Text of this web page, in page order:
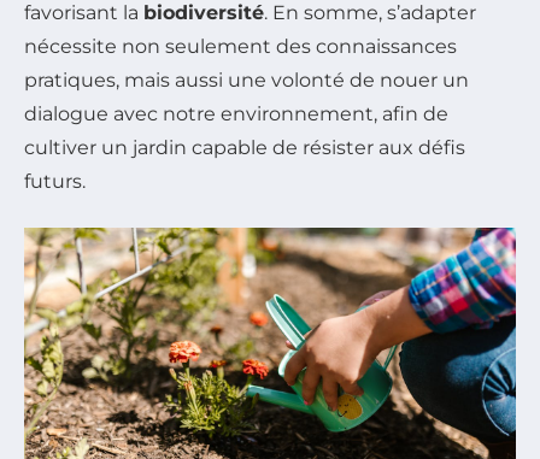
favorisant la biodiversité. En somme, s’adapter
nécessite non seulement des connaissances
pratiques, mais aussi une volonté de nouer un
dialogue avec notre environnement, afin de
cultiver un jardin capable de résister aux défis
futurs.